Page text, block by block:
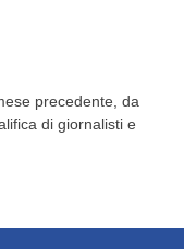
precedente, da
di giornalisti e